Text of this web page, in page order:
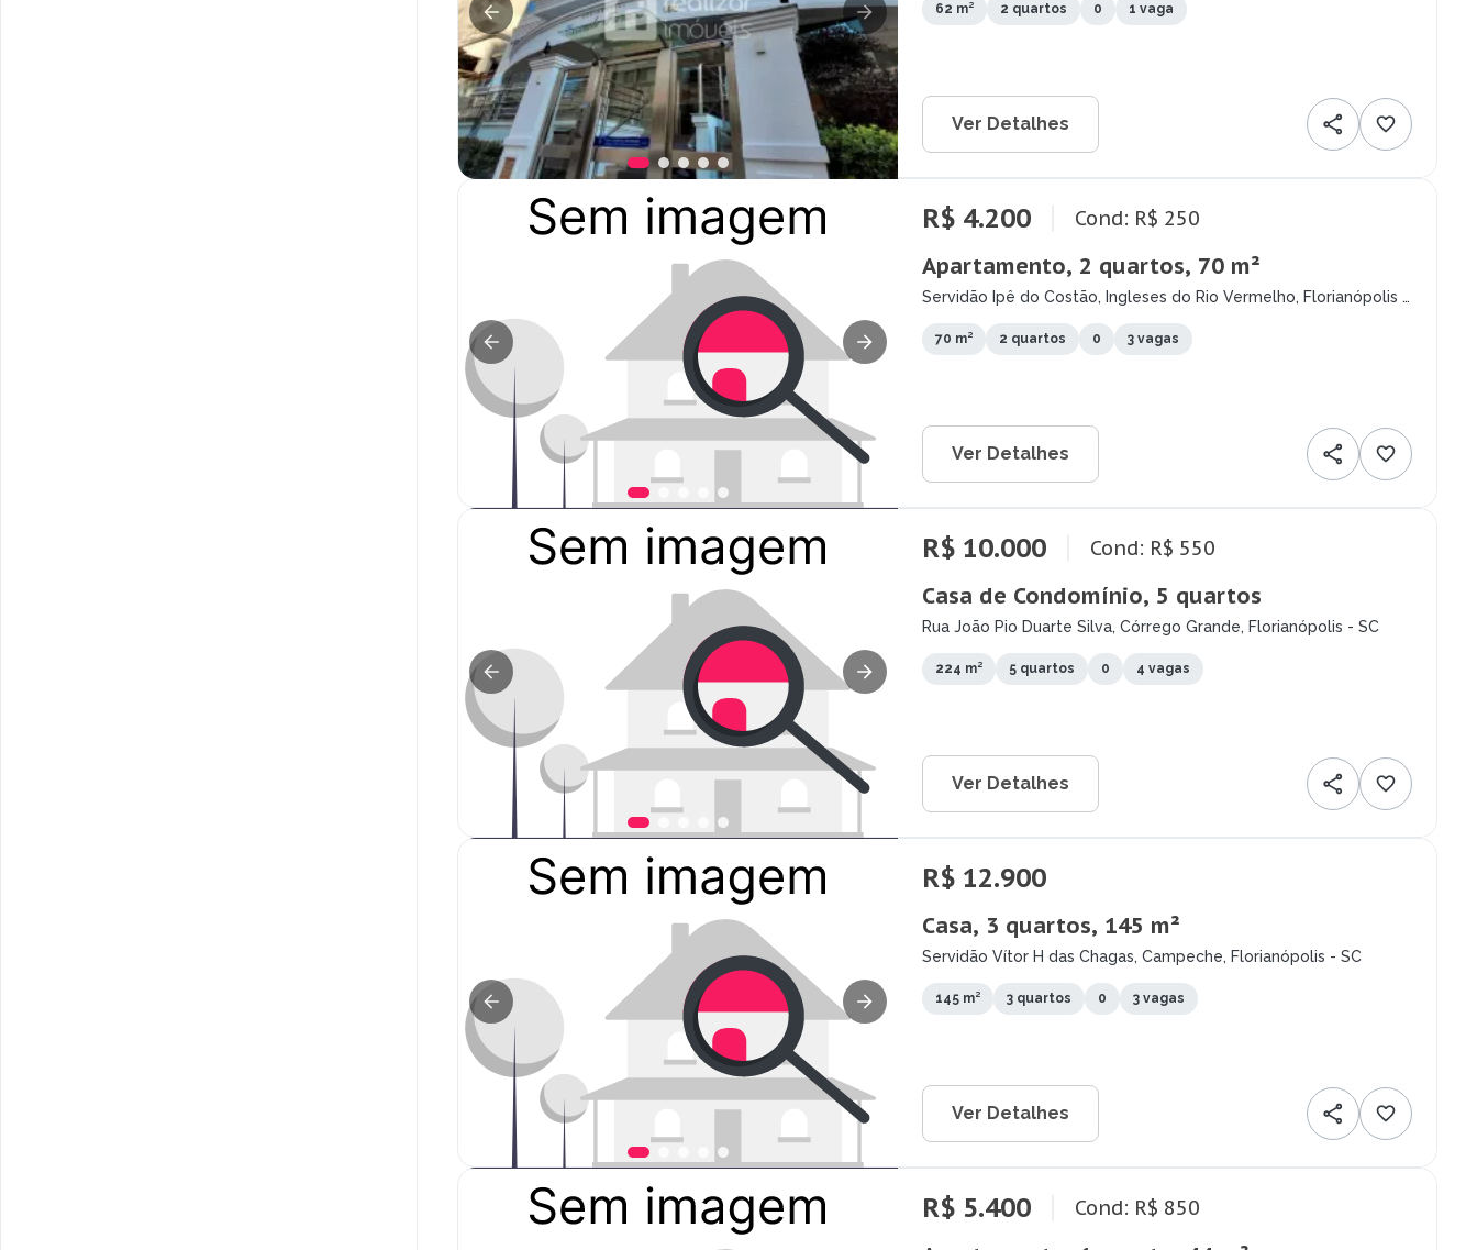
62 m² 2 quartos 0 1 vaga
Ver Detalhes
R$ 4.200 Cond: R$ 250
Apartamento, 2 quartos, 70 m²
Servidão Ipê do Costão, Ingleses do Rio Vermelho, Florianópolis -
70 m² 2 quartos 0 3 vagas
Ver Detalhes
R$ 10.000 Cond: R$ 550
Casa de Condomínio, 5 quartos
Rua João Pio Duarte Silva, Córrego Grande, Florianópolis - SC
224 m² 5 quartos 0 4 vagas
Ver Detalhes
R$ 12.900
Casa, 3 quartos, 145 m²
Servidão Vítor H das Chagas, Campeche, Florianópolis - SC
145 m² 3 quartos 0 3 vagas
Ver Detalhes
R$ 5.400 Cond: R$ 850